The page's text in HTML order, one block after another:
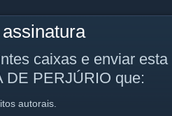
caixas e enviar
DE PERJÚRIO que:
autorais.